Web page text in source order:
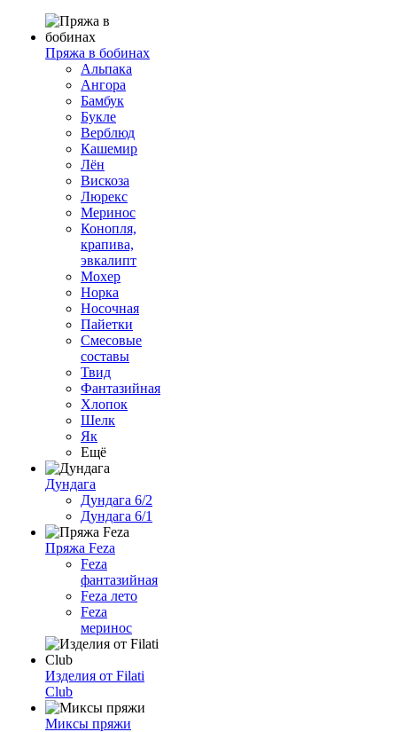
Пряжа в бобинах
Альпака
Ангора
Бамбук
Букле
Верблюд
Кашемир
Лён
Вискоза
Люрекс
Меринос
Конопля,
крапива,
эвкалипт
Мохер
Норка
Носочная
Пайетки
Смесовые
составы
Твид
Фантазийная
Хлопок
Шелк
Як
Ещё
Дундага
Дундага 6/2
Дундага 6/1
Пряжа Feza
Feza
фантазийная
Feza лето
Feza
меринос
Изделия от Filati
Club
Миксы пряжи